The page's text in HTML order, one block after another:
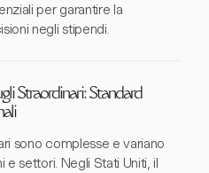
per garantire la
negli stipendi.
Straordinari: Standard
sono complesse e variano
settori. Negli Stati Uniti, il